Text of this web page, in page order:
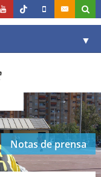
▼
▼
▼
Notas de prensa